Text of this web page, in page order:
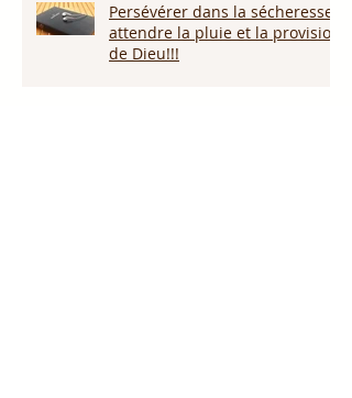
Persévérer dans la sécheresse :
attendre la pluie et la provision
de Dieu!!!